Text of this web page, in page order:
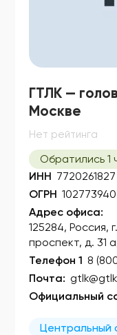
ГТЛК —
Москве
Нет рейтинга
Обратились 1
ИНН 7720261827
ОГРН
Адрес офиса:
125284, Россия,
проспект, д. 31
Телефон 1 8
Почта:
Официальный
Центральный